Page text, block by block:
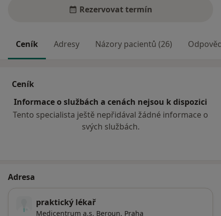
Rezervovat termín
Ceník Adresy Názory pacientů (26)
Ceník
Informace o službách a cenách nejsou k dispozici
Tento specialista ještě nepřidával žádné informace o
svých službách.
Adresa
praktický lékař
Medicentrum a.s. Beroun, Praha